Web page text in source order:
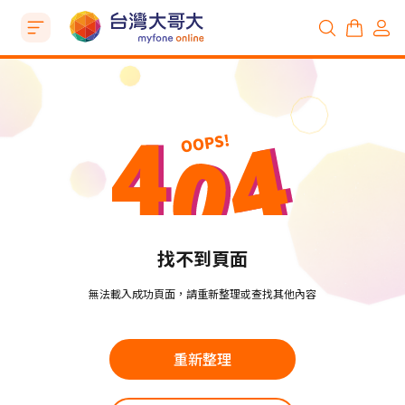
找不到頁面
無法載入成功頁面，請重新整理或查找其他內容
重新整理